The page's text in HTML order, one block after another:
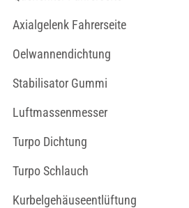
Axialgelenk Fahrerseite
Oelwannendichtung
Stabilisator Gummi
Luftmassenmesser
Turpo Dichtung
Turpo Schlauch
Kurbelgehäuseentlüftung